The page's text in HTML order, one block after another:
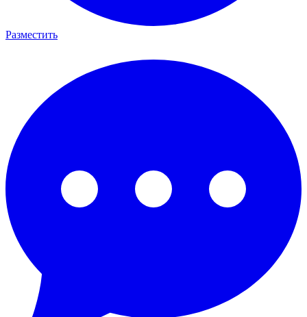
Разместить